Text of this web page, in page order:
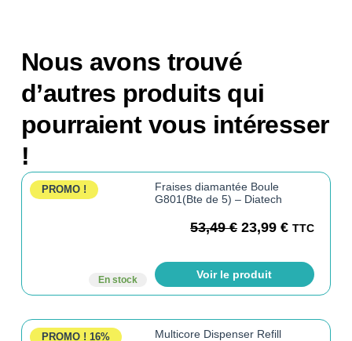
Nous avons trouvé
d’autres produits qui
pourraient vous intéresser
!
PROMO !
En stock
Fraises diamantée Boule
G801(Bte de 5) – Diatech
53,49€ 23,99€ TTC
Voir le produit
PROMO ! 16%
Multicore Dispenser Refill